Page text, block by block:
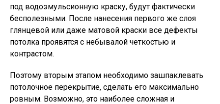
под водоэмульсионную краску, будут фактически
бесполезными. После нанесения первого же слоя
глянцевой или даже матовой краски все дефекты
потолка проявятся с небывалой четкостью и
контрастом.
Поэтому вторым этапом необходимо зашпаклевать
потолочное перекрытие, сделать его максимально
ровным. Возможно, это наиболее сложная и